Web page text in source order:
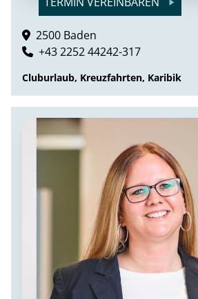
2500 Baden
+43 2252 44242-317
Cluburlaub, Kreuzfahrten, Karibik